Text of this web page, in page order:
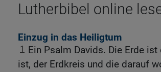
Lutherbibel online
Einzug in das Heiligtum
1
Ein Psalm Davids. Die Erde
ist, der Erdkreis und die darauf